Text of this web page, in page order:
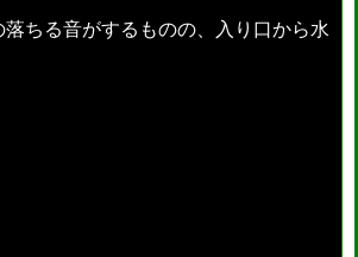
ちる音がするものの、入り口から水